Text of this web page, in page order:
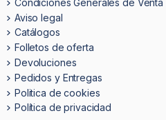
Aviso legal
Catálogos
Folletos de oferta
Devoluciones
Pedidos y Entregas
Politica de cookies
Política de privacidad